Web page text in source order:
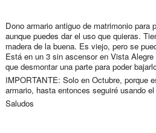
Dono armario antiguo de matrimonio para
aunque puedes dar el uso que quieras.
madera de la buena. Es viejo, pero se
Está en un 3 sin ascensor en Vista
que desmontar una parte para poder
IMPORTANTE: Solo en Octubre, porque
armario, hasta entonces seguiré usando
Saludos